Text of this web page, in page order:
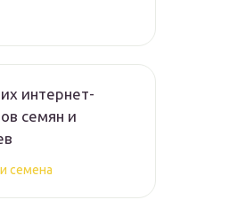
интернет-
семян и
семена